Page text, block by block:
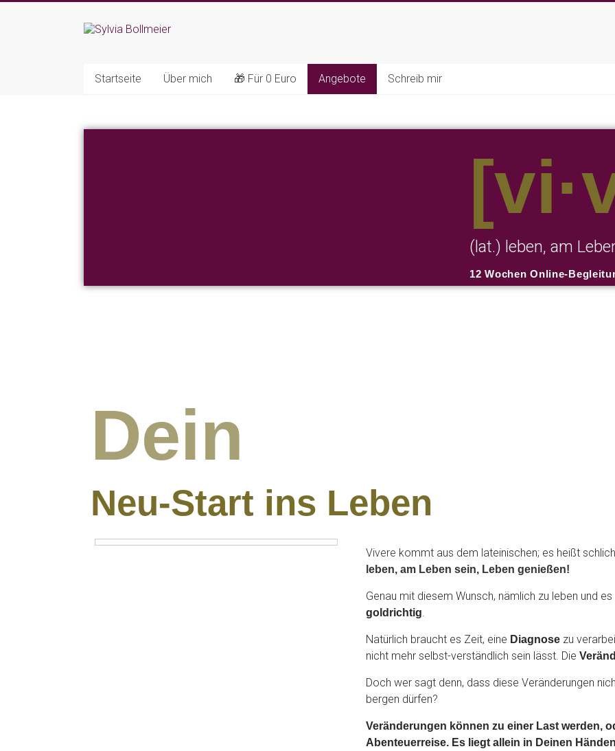
Startseite Über mich 🎁 Für 0 Euro Angebote Schreib mir
(lat.) leben, am
12 Wochen Online-
Dein
Neu-Start ins Leben
Vivere kommt aus dem lateinischen; es heißt
leben, am Leben sein, Leben genießen!
Genau mit diesem Wunsch, nämlich zu leben und
goldrichtig.
Natürlich braucht es Zeit, eine Diagnosezu
nicht mehr selbst-verständlich sein lässt. Die
Doch wer sagt denn, dass diese Veränderungen
bergen dürfen?
Veränderungen können zu einer Last werden,
Abenteuerreise. Es liegt allein in Deinen